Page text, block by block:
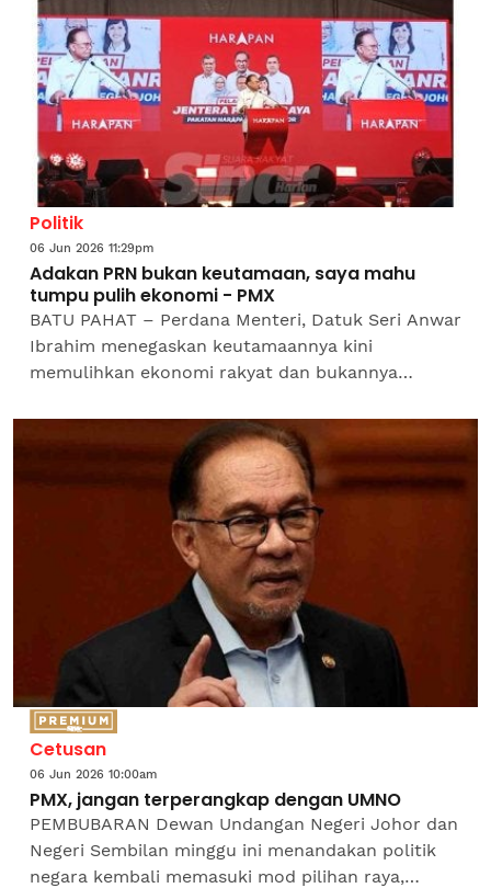
Politik
06 Jun 2026 11:29pm
Adakan PRN bukan keutamaan, saya mahu
tumpu pulih ekonomi - PMX
BATU PAHAT – Perdana Menteri, Datuk Seri Anwar
Ibrahim menegaskan keutamaannya kini
memulihkan ekonomi rakyat dan bukannya
Pakatan Harapan (PH) itu berkata,...
Cetusan
06 Jun 2026 10:00am
PMX, jangan terperangkap dengan UMNO
PEMBUBARAN Dewan Undangan Negeri Johor dan
Negeri Sembilan minggu ini menandakan politik
negara kembali memasuki mod pilihan raya,